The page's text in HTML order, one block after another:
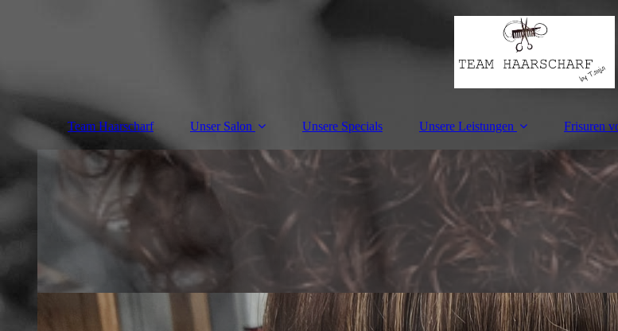
Team Haarscharf Unser Salon Unsere Specials Unsere Leistungen Frisuren